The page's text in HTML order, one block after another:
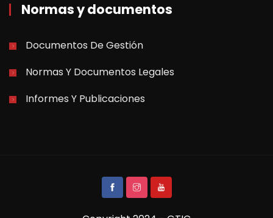
Normas y documentos
Documentos De Gestión
Normas Y Documentos Legales
Informes Y Publicaciones